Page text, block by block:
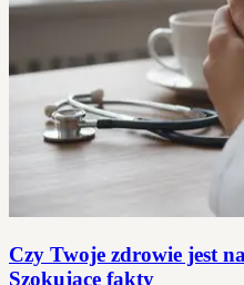
Czy Twoje zdrowie jest
Szokujące fakty